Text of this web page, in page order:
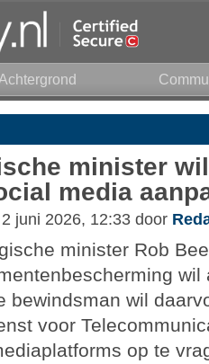
minister
media
juni 2026, 12:33 door
minister Rob
bewindsman wil
voor
op te